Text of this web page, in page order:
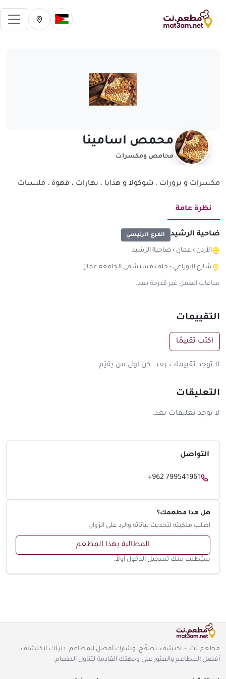
تغيير الدولة الحالية
تغيير المدينة
محمص اسامينا
محامص ومكسرات
مكسرات و بزورات ، شوكولا و هدايا ، بهارات ، قهوة ، ملبسات
نظرة عامة
ضاحية الرشيد الفرع الرئيسي
الأردن › عمان › ضاحية الرشيد
شارع الاوزاعي - خلف مستشفى الجامعه عمان
ساعات العمل غير مُدرجة بعد.
التقييمات
اكتب تقييمًا
لا توجد تقييمات بعد. كن أول من يقيّم.
التعليقات
لا توجد تعليقات بعد.
التواصل
+962 799541961
هل هذا مطعمك؟
اطلب ملكيته لتحديث بياناته والرد على الزوار.
المطالبة بهذا المطعم
سيُطلب منك تسجيل الدخول أولاً.
مطعم.نت — اكتشف، تصفّح، وشارك أفضل المطاعم. دليلك لاكتشاف
أفضل المطاعم والعثور على وجهتك القادمة لتناول الطعام.